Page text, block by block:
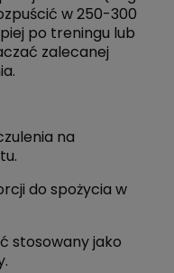
w 250-300
po treningu lub
zalecanej
na
do spożycia w
stosowany jako